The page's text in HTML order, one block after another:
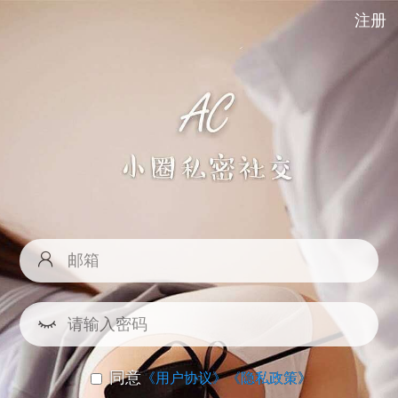
注册
同意《用户协议》《隐私政策》